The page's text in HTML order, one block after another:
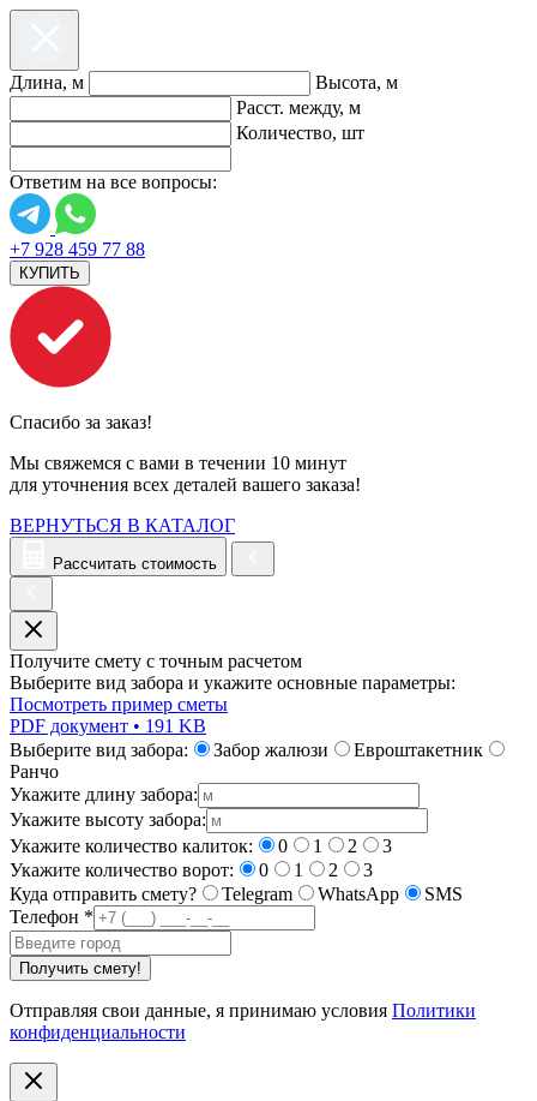
Длина, м
Высота, м
Расст. между, м
Количество, шт
Ответим на все вопросы:
+7 928 459 77 88
КУПИТЬ
Спасибо за заказ!
Мы свяжемся с вами в течении 10 минут
для уточнения всех деталей вашего заказа!
ВЕРНУТЬСЯ В КАТАЛОГ
Рассчитать стоимость
Получите смету с точным расчетом
Выберите вид забора и укажите основные параметры:
Посмотреть пример сметы
PDF документ • 191 KB
Выберите вид забора:
Забор жалюзи
Евроштакетник
Ранчо
Укажите длину забора:
Укажите высоту забора:
Укажите количество калиток:
0 1 2
3
Укажите количество ворот:
0 1 2
3
Куда отправить смету?
Telegram WhatsApp
SMS
Телефон *
Получить смету!
Отправляя свои данные, я принимаю условия Политики
конфиденциальности